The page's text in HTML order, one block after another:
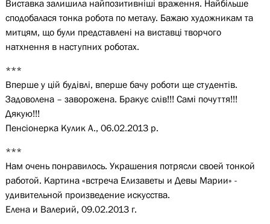
Виставка залишила найпозитивніші враження. Найбільше
сподобалася тонка робота по металу. Бажаю художникам та
митцям, що були представлені на виставці творчого
натхнення в наступних роботах.
***
Вперше у цій будівлі, вперше бачу роботи ще студентів.
Задоволена – заворожена. Бракує слів!!! Самі почуття!!!
Дякую!!!
Пенсіонерка Кулик А., 06.02.2013 р.
***
Нам очень понравилось. Украшения потрясли своей тонкой
работой. Картина «встреча Елизаветы и Девы Марии» -
удивительной произведение искусства.
Елена и Валерий, 09.02.2013 г.